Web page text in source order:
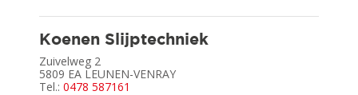
Koenen Slijptechniek
Zuivelweg 2
5809 EALEUNEN-VENRAY
Tel.: 0478 587161